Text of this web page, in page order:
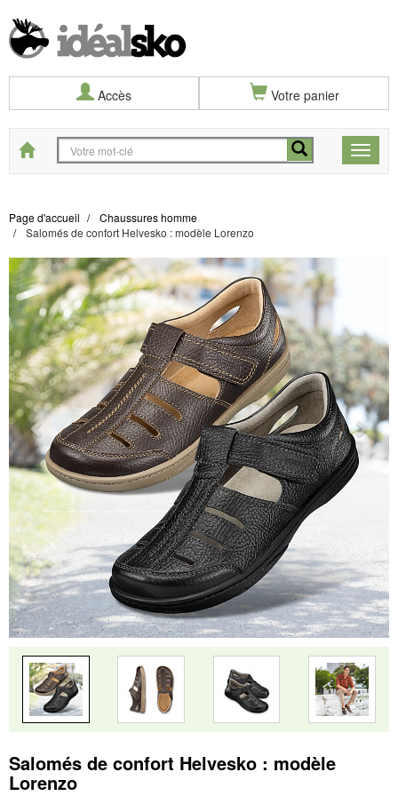
Accès Votre panier
Toggle
Start
Page d'accueil
Chaussures homme
Salomés de confort Helvesko : modèle Lorenzo
Salomés de confort Helvesko : modèle
Lorenzo